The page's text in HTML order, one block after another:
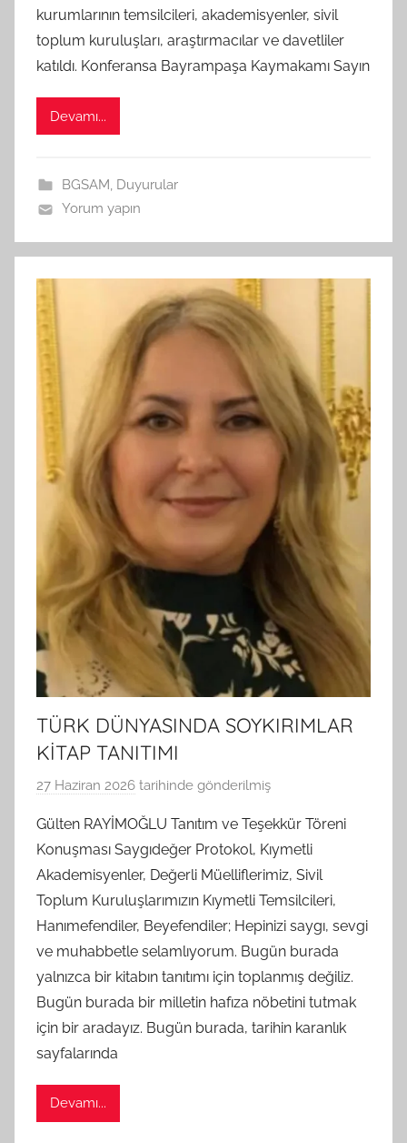
f
ı
kurumlarının temsilcileri, akademisyenler, sivil
toplum kuruluşları, araştırmacılar ve davetliler
katıldı. Konferansa Bayrampaşa Kaymakamı Sayın
Devamı...
BGSAM, Duyurular
Yorum yapın
TÜRK DÜNYASINDA SOYKIRIMLAR
KİTAP TANITIMI
27 Haziran 2026 tarihinde gönderilmiş
S
A
M
t
a
r
a
f
ı
Gülten RAYİMOĞLU Tanıtım ve Teşekkür Töreni
Konuşması Saygıdeğer Protokol, Kıymetli
Akademisyenler, Değerli Müelliflerimiz, Sivil
Toplum Kuruluşlarımızın Kıymetli Temsilcileri,
Hanımefendiler, Beyefendiler; Hepinizi saygı, sevgi
ve muhabbetle selamlıyorum. Bugün burada
yalnızca bir kitabın tanıtımı için toplanmış değiliz.
Bugün burada bir milletin hafıza nöbetini tutmak
için bir aradayız. Bugün burada, tarihin karanlık
sayfalarında
Devamı...